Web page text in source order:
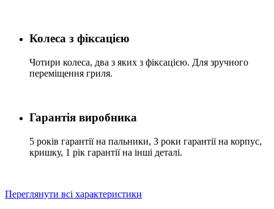
Колеса з фіксацією
Чотири колеса, два з яких з фіксацією. Для зручного
переміщення гриля.
Гарантія виробника
5 років гарантії на пальники, 3 роки гарантії на корпус,
кришку, 1 рік гарантії на інші деталі.
Переглянути всі характеристики